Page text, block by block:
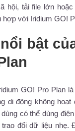
hội, tải file lớn hoặc
hợp với Iridium GO!
bật
GO! Pro Plan
di động không hoạt
có thể dùng
đổi dữ liệu nhẹ.